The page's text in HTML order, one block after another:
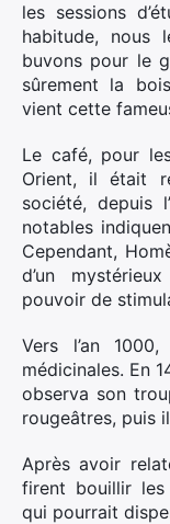
les sessions
habitude, nous
buvons pour le
sûrement la
vient cette
Le café, pour
Orient, il était
société, depuis
notables
Cependant,
d’un
pouvoir de
Vers l’an
médicinales. En
observa son
rougeâtres, puis
Après avoir
firent bouillir les
qui pourrait